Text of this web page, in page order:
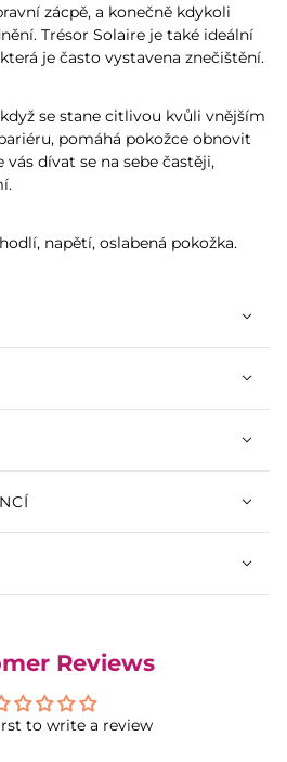
zácpě, a konečně kdykoli
Trésor Solaire je také ideální
je často vystavena znečištění.
se stane citlivou kvůli vnějším
pomáhá pokožce obnovit
dívat se na sebe častěji,
napětí, oslabená pokožka.
Reviews
to write a review